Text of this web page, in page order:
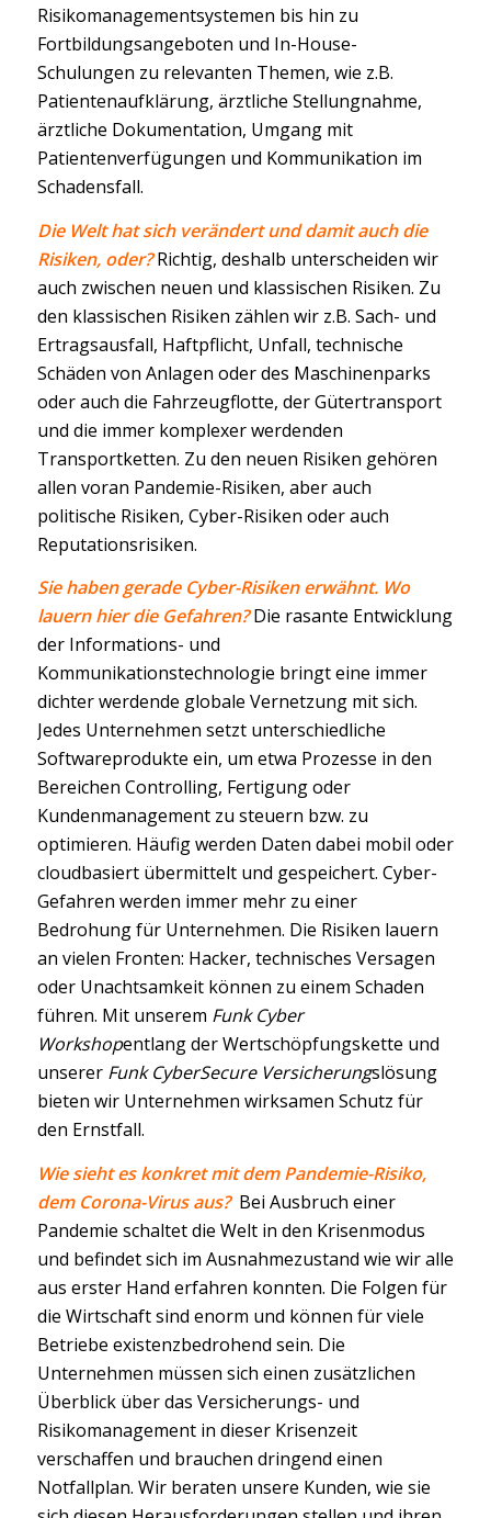
Risikomanagementsystemen bis hin zu
Fortbildungsangeboten und In-House-
Schulungen zu relevanten Themen, wie z.B.
Patientenaufklärung, ärztliche Stellungnahme,
ärztliche Dokumentation, Umgang mit
Patientenverfügungen und Kommunikation im
Schadensfall.
Die Welt hat sich verändert und damit auch die
Risiken, oder?Richtig, deshalb unterscheiden wir
auch zwischen neuen und klassischen Risiken. Zu
den klassischen Risiken zählen wir z.B. Sach- und
Ertragsausfall, Haftpflicht, Unfall, technische
Schäden von Anlagen oder des Maschinenparks
oder auch die Fahrzeugflotte, der Gütertransport
und die immer komplexer werdenden
Transportketten. Zu den neuen Risiken gehören
allen voran Pandemie-Risiken, aber auch
politische Risiken, Cyber-Risiken oder auch
Reputationsrisiken.
Sie haben gerade Cyber-Risiken erwähnt. Wo
lauern hier die Gefahren?Die rasante Entwicklung
der Informations- und
Kommunikationstechnologie bringt eine immer
dichter werdende globale Vernetzung mit sich.
Jedes Unternehmen setzt unterschiedliche
Softwareprodukte ein, um etwa Prozesse in den
Bereichen Controlling, Fertigung oder
Kundenmanagement zu steuern bzw. zu
optimieren. Häufig werden Daten dabei mobil oder
cloudbasiert übermittelt und gespeichert. Cyber-
Gefahren werden immer mehr zu einer
Bedrohung für Unternehmen. Die Risiken lauern
an vielen Fronten: Hacker, technisches Versagen
oder Unachtsamkeit können zu einem Schaden
führen. Mit unserem Funk Cyber
Workshopentlang der Wertschöpfungskette und
unserer Funk CyberSecure Versicherungslösung
bieten wir Unternehmen wirksamen Schutz für
den Ernstfall.
Wie sieht es konkret mit dem Pandemie-Risiko,
dem Corona-Virus aus? Bei Ausbruch einer
Pandemie schaltet die Welt in den Krisenmodus
und befindet sich im Ausnahmezustand wie wir alle
aus erster Hand erfahren konnten. Die Folgen für
die Wirtschaft sind enorm und können für viele
Betriebe existenzbedrohend sein. Die
Unternehmen müssen sich einen zusätzlichen
Überblick über das Versicherungs- und
Risikomanagement in dieser Krisenzeit
verschaffen und brauchen dringend einen
Notfallplan. Wir beraten unsere Kunden, wie sie